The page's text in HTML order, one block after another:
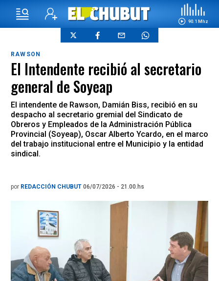
90.1 Mhz
RAWSON
El Intendente recibió al secretario
general de Soyeap
El intendente de Rawson, Damián Biss, recibió en su
despacho al secretario gremial del Sindicato de
Obreros y Empleados de la Administración Pública
Provincial (Soyeap), Oscar Alberto Ycardo, en el marco
del trabajo institucional entre el Municipio y la entidad
sindical.
por REDACCIÓN CHUBUT 06/07/2026 - 21.00.hs